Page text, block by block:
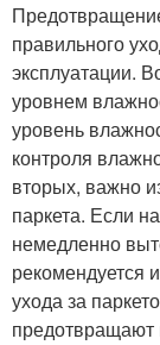
правильного
эксплуатации.
уровнем
уровень
контроля
вторых, важно
паркета. Если
немедленно
рекомендуется
ухода за
предотвращают